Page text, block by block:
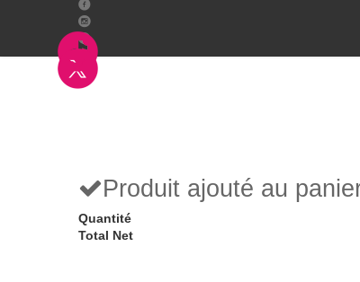
Produit ajouté au
Quantité
Total Net